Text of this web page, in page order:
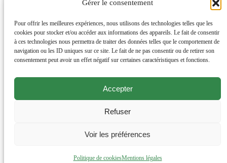
Gérer le consentement
Pour offrir les meilleures expériences, nous utilisons des technologies telles que les
cookies pour stocker et/ou accéder aux informations des appareils. Le fait de consentir
à ces technologies nous permettra de traiter des données telles que le comportement de
navigation ou les ID uniques sur ce site. Le fait de ne pas consentir ou de retirer son
consentement peut avoir un effet négatif sur certaines caractéristiques et fonctions.
Accepter
Refuser
Voir les préférences
Politique de cookiesMentions légales
Instagram
Lundi au samedi : 10h-20h30
Éditions et productions
Offrir un cadeau